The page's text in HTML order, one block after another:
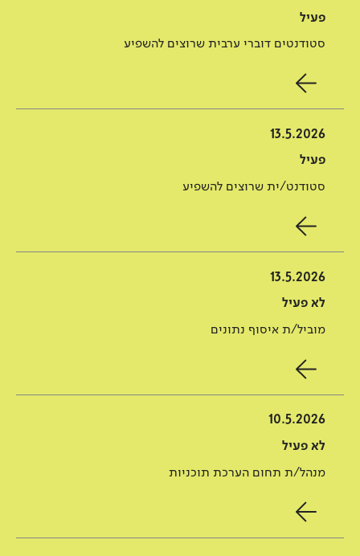
פעיל
סטודנטים דוברי ערבית שרוצים להשפיע
13.5.2026
פעיל
סטודנט/ית שרוצים להשפיע
13.5.2026
לא פעיל
מוביל/ת איסוף נתונים
10.5.2026
לא פעיל
מנהל/ת תחום הערכת תוכניות